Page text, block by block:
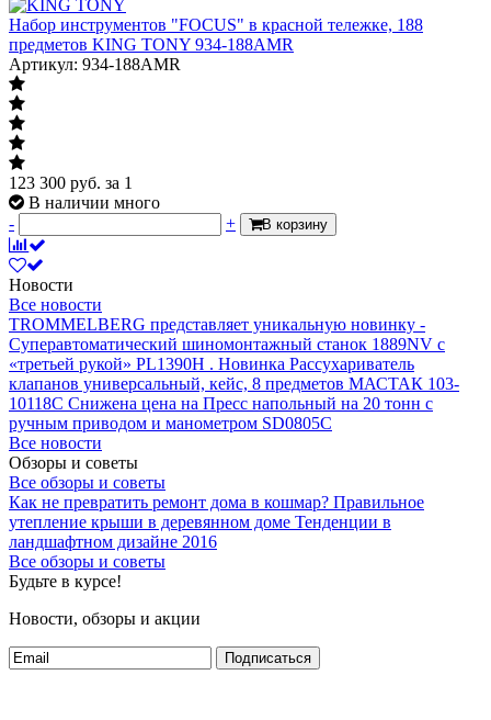
Набор инструментов "FOCUS" в красной тележке, 188
предметов KING TONY 934-188AMR
Артикул: 934-188AMR
123 300 руб. за 1
В наличии много
-
+ В корзину
Новости
Все новости
TROMMELBERG представляет уникальную новинку -
Суперавтоматический шиномонтажный станок 1889NV с
«третьей рукой» PL1390H . Новинка Рассухариватель
клапанов универсальный, кейс, 8 предметов МАСТАК 103-
10118C Снижена цена на Пресс напольный на 20 тонн с
ручным приводом и манометром SD0805C
Все новости
Обзоры и советы
Все обзоры и советы
Как не превратить ремонт дома в кошмар? Правильное
утепление крыши в деревянном доме Тенденции в
ландшафтном дизайне 2016
Все обзоры и советы
Будьте в курсе!
Новости, обзоры и акции
Подписаться